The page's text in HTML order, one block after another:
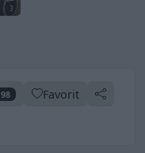
3
98 Favorit